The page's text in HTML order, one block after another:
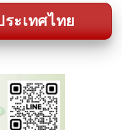
ะเทศไทย